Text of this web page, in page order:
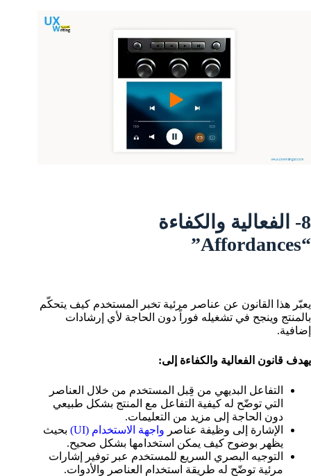
8- الفعالية والكفاءة
“Affordances”
يعبّر هذا القانون عن عناصر مرئية تخبر المستخدم كيف يتحكّم
بالمنتج وينجح في تشغيله فوراً دون الحاجة لأي إرشادات
إضافية.
يهدف قانون الفعالية والكفاءة إلى:
التفاعل البديهي من قِبل المستخدم من خلال العناصر
التي توضّح له كيفية التفاعل مع المنتج بشكل طبيعي
دون الحاجة إلى مزيد من التعليمات.
الإشارة إلى وظيفة عناصر واجهة الاستخدام (UI)
بحيث
يظهر بوضوح كيف يمكن استخدامها بشكل صحيح.
التوجيه البصري السريع للمستخدم عبر توفير إشارات
مرئية توضّح له طريقة استخدام العناصر والأدوات.